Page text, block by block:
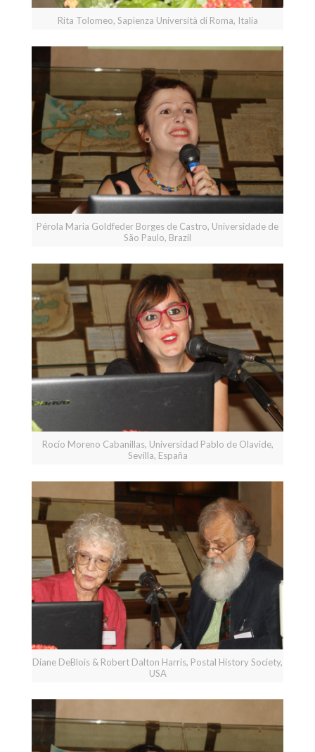
Rita Tolomeo, Sapienza Università di Roma, Italia
Pérola Maria Goldfeder Borges de Castro, Universidade de
São Paulo, Brazil
Rocío Moreno Cabanillas, Universidad Pablo de Olavide,
Sevilla, España
Diane DeBlois & Robert Dalton Harris, Postal History Society,
USA